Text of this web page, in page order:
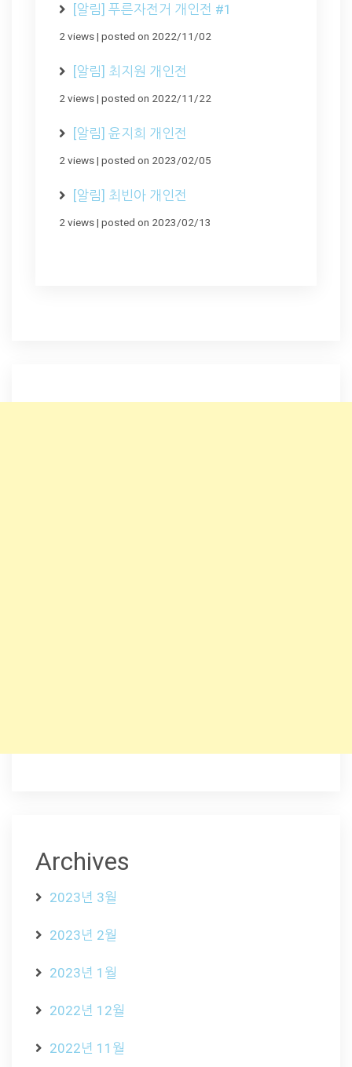
[알림] 푸른자전거 개인전 #1
2 views| posted on 2022/11/02
[알림] 최지원 개인전
2 views| posted on 2022/11/22
[알림] 윤지희 개인전
2 views| posted on 2023/02/05
[알림] 최빈아 개인전
2 views| posted on 2023/02/13
Archives
2023년 3월
2023년 2월
2023년 1월
2022년 12월
2022년 11월